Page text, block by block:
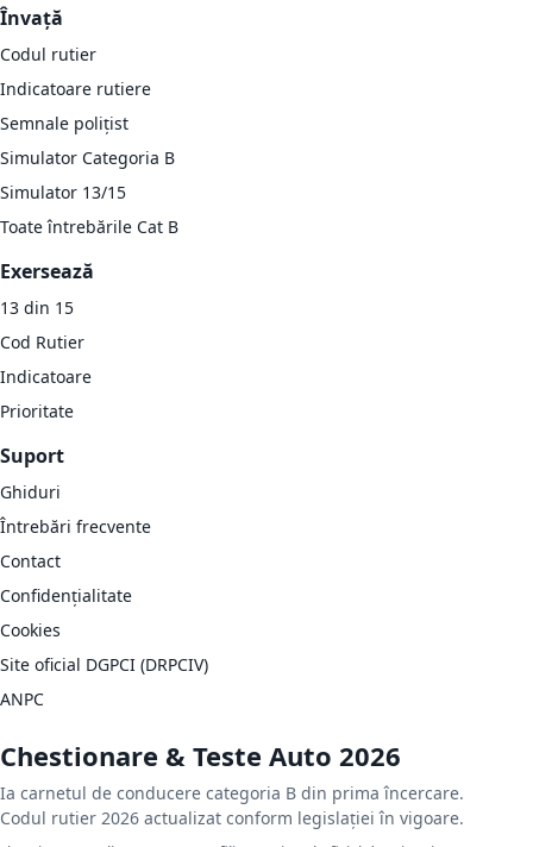
Învață
Codul rutier
Indicatoare rutiere
Semnale polițist
Simulator Categoria B
Simulator 13/15
Toate întrebările Cat B
Exersează
13 din 15
Cod Rutier
Indicatoare
Prioritate
Suport
Ghiduri
Întrebări frecvente
Contact
Confidențialitate
Cookies
Site oficial DGPCI (DRPCIV)
ANPC
Chestionare & Teste Auto 2026
Ia carnetul de conducere categoria B din prima încercare.
Codul rutier 2026 actualizat conform legislației în vigoare.